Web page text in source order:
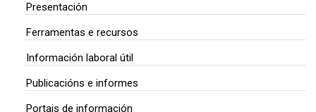
Presentación
Ferramentas e recursos
Información laboral útil
Publicacións e informes
Portais de información